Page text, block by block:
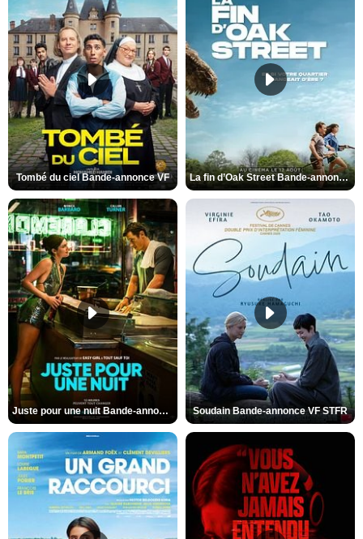
Tombé du ciel Bande-annonce VF La fin d’Oak Street Bande-annonce VO STFR
Juste pour une nuit Bande-annonce VO STFR Soudain Bande-annonce VF STFR